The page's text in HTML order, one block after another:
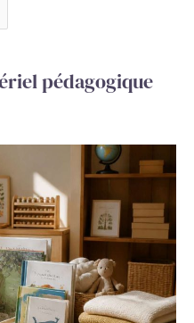
pédagogique